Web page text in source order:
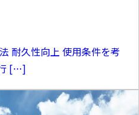
耐久性向上 使用条件を考
[…]